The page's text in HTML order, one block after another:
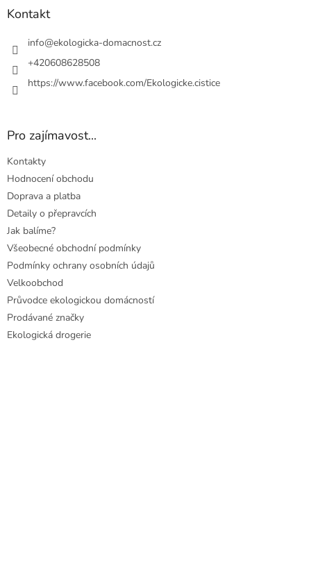
Kontakt
info@ekologicka-domacnost.cz
+420608628508
https://www.facebook.com/Ekologicke.cistice
Pro zajímavost...
Kontakty
Hodnocení obchodu
Doprava a platba
Detaily o přepravcích
Jak balíme?
Všeobecné obchodní podmínky
Podmínky ochrany osobních údajů
Velkoobchod
Průvodce ekologickou domácností
Prodávané značky
Ekologická drogerie